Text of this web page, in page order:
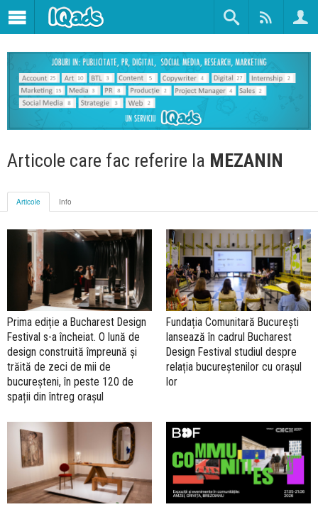
Articole care fac referire la MEZANIN
Articole Info
Prima ediție a Bucharest Design
Festival s-a încheiat. O lună de
design construită împreună și
trăită de zeci de mii de
bucureșteni, în peste 120 de
spații din întreg orașul
Fundația Comunitară București
lansează în cadrul Bucharest
Design Festival studiul despre
relația bucureștenilor cu orașul
lor